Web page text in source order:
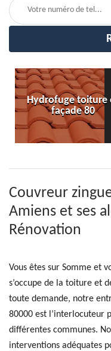
Hydrofuge toiture
façade 80
Couvreur
Amiens et ses
Rénovation
Vous êtes sur Somme et
s’occupe de la toiture et
toute demande, notre
80000 est l’interlocuteur
différentes communes.
interventions adéquates